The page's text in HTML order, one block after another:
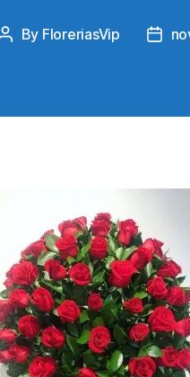
Post
By FloreriasVip
Post